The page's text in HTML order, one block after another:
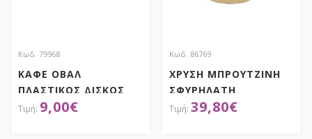
Κωδ. 79968
ΚΑΦΕ ΟΒΑΛ
ΠΛΑΣΤΙΚΟΣ ΔΙΣΚΟΣ
42Χ29ΕΚ
9,00€
Κωδ. 86769
ΧΡΥΣΗ ΜΠΡΟΥΤΖΙΝΗ
ΣΦΥΡΗΛΑΤΗ
ΣΑΜΠΑΝΙΕΡΑ 19Χ22ΕΚ
39,80€